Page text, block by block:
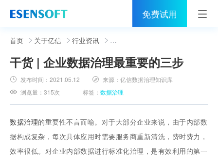
免费试用
首页
睿治
解决方案
伙伴
服务
社区
首页 关于亿信 行业资讯
干货 | 企业数据治理最重要的三步
发布时间：2021.05.12 来源：亿信数据治理知识库
浏览量：315次 标签：数据治理
数据治理的重要性不言而喻。对于大部分企业来说，由于内部数
据构成复杂，每次具体应用时需要服务商重新清洗，费时费力，
效率很低。对企业内部数据进行标准化治理，是有效利用的第一